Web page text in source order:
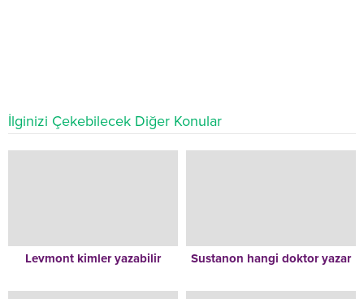
İlginizi Çekebilecek Diğer Konular
Levmont kimler yazabilir Sustanon hangi doktor yazar